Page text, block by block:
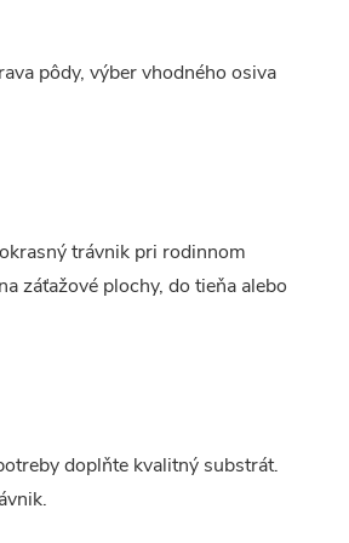
pôdy, výber vhodného osiva
trávnik pri rodinnom
záťažové plochy, do tieňa alebo
doplňte kvalitný substrát.